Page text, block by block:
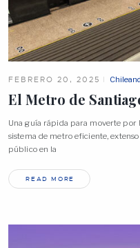
FEBRERO 20, 2025
El Metro de
Una guía rápida para moverte por
sistema de metro eficiente,
público en la
READ MORE